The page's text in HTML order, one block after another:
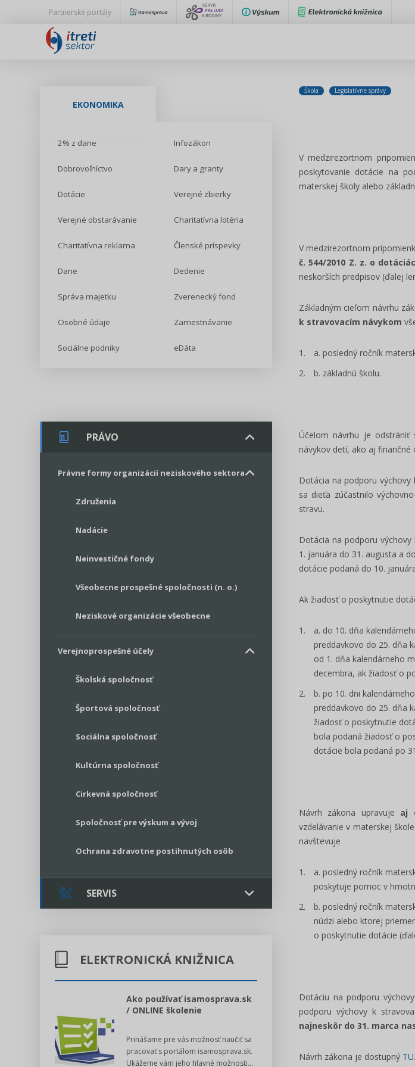
Partnerské portály
EKONOMIKA
2% z dane Infozákon
Dobrovoľníctvo Dary a granty
Dotácie Verejné zbierky
Verejné obstarávanie Charitatívna lotéria
Charitatívna reklama Členské príspevky
Dane Dedenie
Správa majetku Zverenecký fond
Osobné údaje Zamestnávanie
Sociálne podniky eDáta
PRÁVO
Právne formy organizácií neziskového sektora
Združenia
Nadácie
Neinvestičné fondy
Všeobecne prospešné spoločnosti (n. o.)
Neziskové organizácie všeobecne
Verejnoprospešné účely
Školská spoločnosť
Športová spoločnosť
Sociálna spoločnosť
Kultúrna spoločnosť
Cirkevná spoločnosť
Spoločnosť pre výskum a vývoj
Ochrana zdravotne postihnutých osôb
SERVIS
Online poradenstvo
Register neziskových organizácií
Legislatívne správy
ELEKTRONICKÁ KNIŽNICA
Ako používať isamosprava.sk
/ ONLINE školenie
Prinášame pre vás možnosť naučiť sa
pracovať s portálom isamosprava.sk.
Ukážeme vám jeho hlavné možnosti...
Predseda, poslanec
manuál voľby 2022
kandidátov na funkciu
predsedu VÚC v
Škola Legislatívne správy
V medzirezortnom
poskytovanie dotácie na
materskej školy alebo
V medzirezortnom
č. 544/2010 Z. z. o
neskorších predpisov (ďalej
Základným cieľom návrhu
k stravovacím návykom
posledný ročník
základnú školu.
Účelom návrhu je odstrániť
návykov detí, ako aj
Dotácia na podporu
sa dieťa zúčastnilo
stravu.
Dotácia na podporu
1. januára do 31. augusta a
dotácie podaná do 10.
Ak žiadosť o poskytnutie
do 10. dňa
preddavkovo do 25. dňa
od 1. dňa kalendárneho
decembra, ak žiadosť o
po 10. dni
preddavkovo do 25. dňa
žiadosť o poskytnutie
bola podaná žiadosť o
dotácie bola podaná po
Návrh zákona upravuje aj
vzdelávanie v materskej
navštevuje
posledný ročník
poskytuje pomoc v
posledný ročník
núdzi alebo ktorej
o poskytnutie dotácie
Dotáciu na podporu
podporu výchovy k
najneskôr do 31. marca
Návrh zákona je dostupný TU.